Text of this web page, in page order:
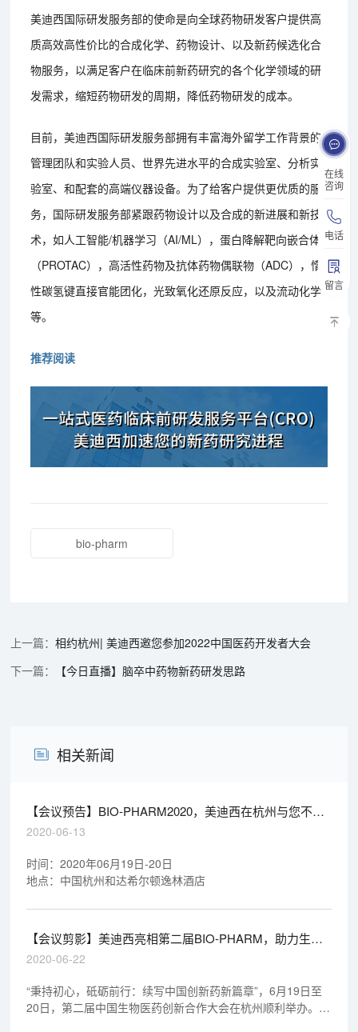
在线
咨询
电话
留言
美迪西国际研发服务部的使命是向全球药物研发客户提供高
质高效高性价比的合成化学、药物设计、以及新药候选化合
物服务，以满足客户在临床前新药研究的各个化学领域的研
发需求，缩短药物研发的周期，降低药物研发的成本。
目前，美迪西国际研发服务部拥有丰富海外留学工作背景的
管理团队和实验人员、世界先进水平的合成实验室、分析实
验室、和配套的高端仪器设备。为了给客户提供更优质的服
务，国际研发服务部紧跟药物设计以及合成的新进展和新技
术，如人工智能/机器学习（AI/ML），蛋白降解靶向嵌合体
（PROTAC），高活性药物及抗体药物偶联物（ADC），惰
性碳氢键直接官能团化，光致氧化还原反应，以及流动化学
等。
推荐阅读
bio-pharm
相约杭州| 美迪西邀您参加2022中国医药开发者大会
【今日直播】脑卒中药物新药研发思路
相关新闻
【会议预告】BIO-PHARM2020，美迪西在杭州与您不见
不散！（有彩蛋）
2020-06-13
时间：2020年06月19日-20日
地点：中国杭州和达希尔顿逸林酒店
【会议剪影】美迪西亮相第二届BIO-PHARM，助力生物
创新药研发
2020-06-22
“秉持初心，砥砺前行：续写中国创新药新篇章”，6月19日至
20日，第二届中国生物医药创新合作大会在杭州顺利举办。作